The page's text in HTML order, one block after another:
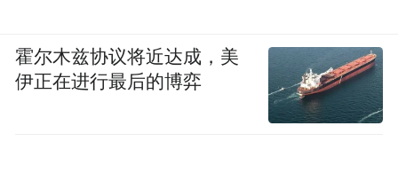
霍尔木兹协议将近达成，美
伊正在进行最后的博弈